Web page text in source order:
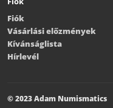
Vásárlási előzmények
Kívánságlista
Hírlevél